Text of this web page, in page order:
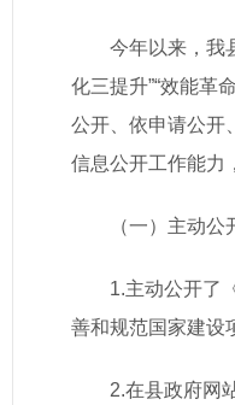
今年以来，我
化三提升”“效能革
公开、依申请公开
信息公开工作能力
（一）主动公
1.主动公开了
善和规范国家建设
2.在县政府网